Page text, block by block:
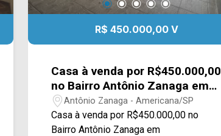
R$ 450.000,00 V
Casa à venda por R$450.000,00
no Bairro Antônio Zanaga em
Americana/SP.
Antônio Zanaga - Americana/SP
Casa à venda por R$450.000,00 no
Bairro Antônio Zanaga em